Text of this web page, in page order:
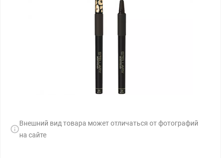
Внешний вид товара может отличаться от фотографий
на сайте